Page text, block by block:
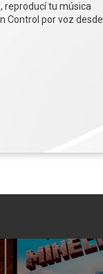
reproducí tu música
Control por voz desde